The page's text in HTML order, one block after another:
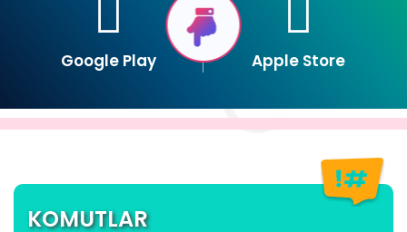
Google Play Apple Store
KOMUTLAR